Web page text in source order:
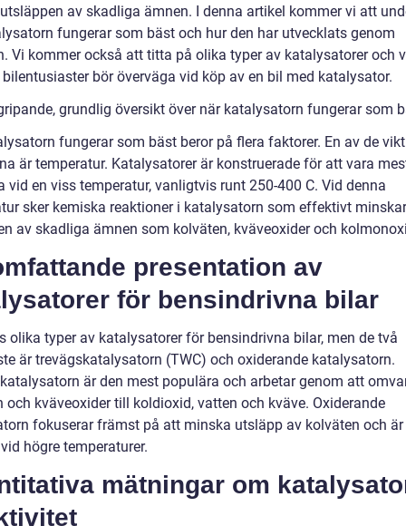
av skadliga ämnen. I denna artikel kommer vi att
fungerar som bäst och hur den har utvecklats genom
Vi kommer också att titta på olika typer av katalysatorer och
bör överväga vid köp av en bil med katalysator.
grundlig översikt över när katalysatorn fungerar som
fungerar som bäst beror på flera faktorer. En av de
är temperatur. Katalysatorer är konstruerade för att vara
vid en viss temperatur, vanligtvis runt 250-400 C. Vid denna
sker kemiska reaktioner i katalysatorn som effektivt minskar
av skadliga ämnen som kolväten, kväveoxider och
presentation av
för bensindrivna bilar
olika typer av katalysatorer för bensindrivna bilar, men de två
är trevägskatalysatorn (TWC) och oxiderande katalysatorn.
är den mest populära och arbetar genom att
och kväveoxider till koldioxid, vatten och kväve. Oxiderande
fokuserar främst på att minska utsläpp av kolväten och är
högre temperaturer.
mätningar om